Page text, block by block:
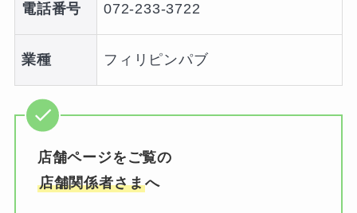
電話番号 072-233-3722
業種 フィリピンパブ
店舗ページをご覧の
店舗関係者さまへ